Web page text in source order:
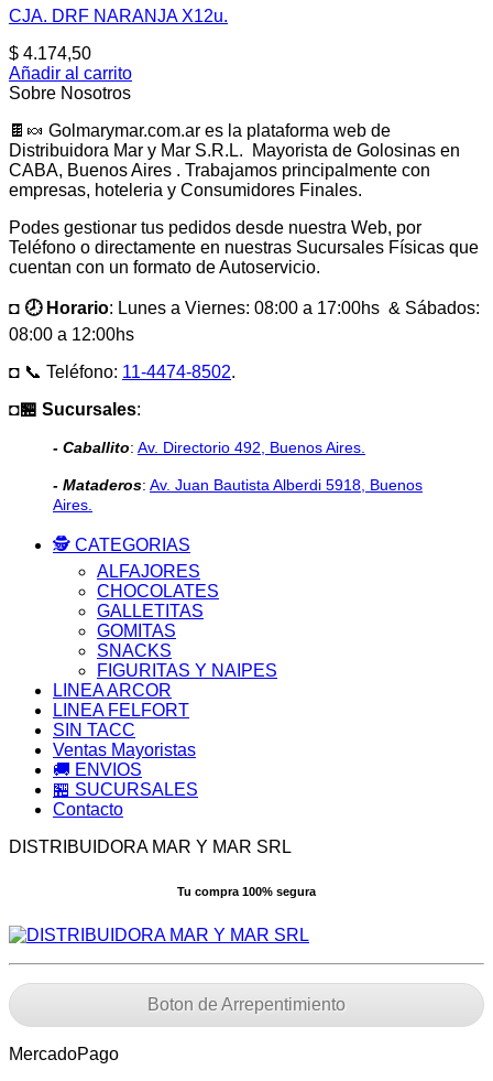
CJA. DRF NARANJA X12u.
$ 4.174,50
Añadir al carrito
Sobre Nosotros
🍫🍬 Golmarymar.com.ar es la plataforma web de
Distribuidora Mar y Mar S.R.L. Mayorista de Golosinas en
CABA, Buenos Aires . Trabajamos principalmente con
empresas, hoteleria y Consumidores Finales.
Podes gestionar tus pedidos desde nuestra Web, por
Teléfono o directamente en nuestras Sucursales Físicas que
cuentan con un formato de Autoservicio.
◘ 🕗 Horario: Lunes a Viernes: 08:00 a 17:00hs & Sábados:
08:00 a 12:00hs
◘ 📞 Teléfono: 11-4474-8502.
◘🏪 Sucursales:
- Caballito: Av. Directorio 492, Buenos Aires.
- Mataderos: Av. Juan Bautista Alberdi 5918, Buenos
Aires.
🕵️ CATEGORIAS
ALFAJORES
CHOCOLATES
GALLETITAS
GOMITAS
SNACKS
FIGURITAS Y NAIPES
LINEA ARCOR
LINEA FELFORT
SIN TACC
Ventas Mayoristas
🚚 ENVIOS
🏪 SUCURSALES
Contacto
DISTRIBUIDORA MAR Y MAR SRL
Tu compra 100% segura
Boton de Arrepentimiento
MercadoPago